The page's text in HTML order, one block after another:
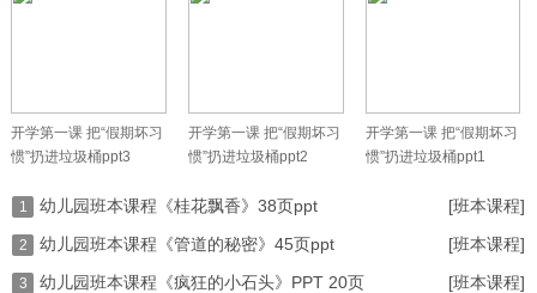
开学第一课 把“假期坏习
惯”扔进垃圾桶ppt3
开学第一课 把“假期坏习
惯”扔进垃圾桶ppt2
开学第一课 把“假期坏习
惯”扔进垃圾桶ppt1
[班本课程]
1
幼儿园班本课程《桂花飘香》38页ppt
[班本课程]
2
幼儿园班本课程《管道的秘密》45页ppt
[班本课程]
3
幼儿园班本课程《疯狂的小石头》PPT 20页